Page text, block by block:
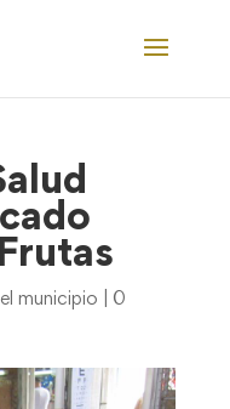
municipio
0